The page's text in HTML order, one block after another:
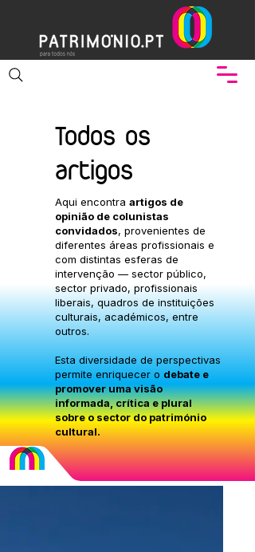
Todos os
artigos
Aqui encontra artigos de
opinião de colunistas
convidados, provenientes de
diferentes áreas profissionais e
com distintas esferas de
intervenção — sector público,
sector privado, profissionais
liberais, quadros de instituições
culturais, académicos, entre
outros.
Esta diversidade de perspectivas
permite enriquecer o debate e
promover uma visão
informada, crítica e plural
sobre o sector do património
cultural.